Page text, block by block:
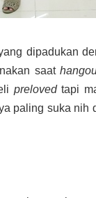
dipadukan
saat
prelovedtapi
paling suka nih